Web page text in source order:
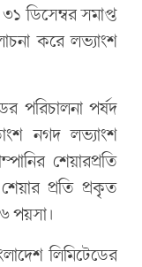
ডিসেম্বর সমাপ্ত
করে লভ্যাংশ
পরিচালনা পর্ষদ
নগদ লভ্যাংশ
শেয়ারপ্রতি
প্রতি প্রকৃত
পয়সা।
লিমিটেডের